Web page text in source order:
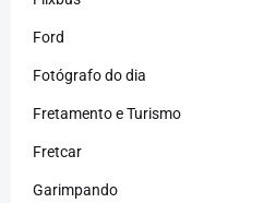
Ford
Fotógrafo do dia
Fretamento e Turismo
Fretcar
Garimpando